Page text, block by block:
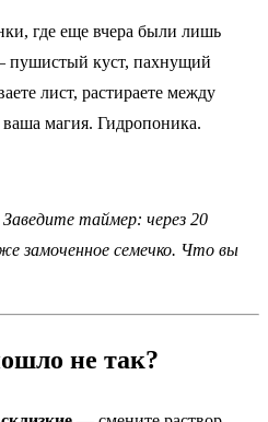
где еще вчера были лишь
пушистый куст, пахнущий
лист, растираете между
магия. Гидропоника.
таймер: через 20
замоченное семечко. Что вы
не так?